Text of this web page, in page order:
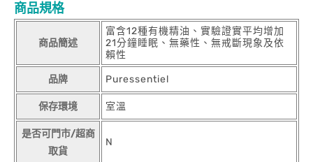
商品規格
商品簡述
富含12種有機精油、實驗證實平均增加
21分鐘睡眠、無藥性、無戒斷現象及依
賴性
品牌 Puressentiel
保存環境 室溫
是否可門市/超商
取貨
N